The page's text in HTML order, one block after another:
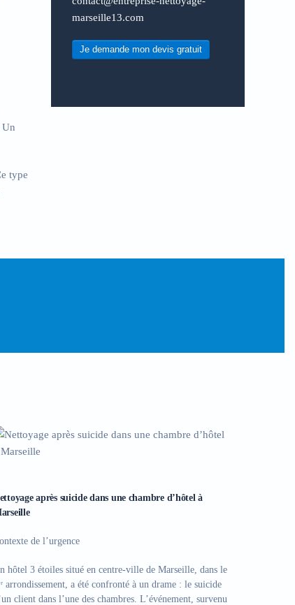
Un
type
marseille13.com
Je demande mon devis gratuit
après suicide dans une chambre d’hôtel à
de l’urgence
hôtel 3 étoiles situé en centre-ville de Marseille, dans le
arrondissement, a été confronté à un drame : le suicide
client dans l’une des chambres. L’événement, survenu